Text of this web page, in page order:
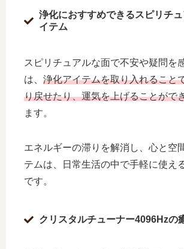
浄化におすすめできるスピリチ
イテム
スピリチュアルな面で不安や疑問を
は、 浄化アイテムを取り入れること
り戻せたり、運気を上げることがで
ます。
エネルギーの滞りを解消し、心と空
テムは、日常生活の中で手軽に使え
です。
クリスタルチューナー4096Hzの